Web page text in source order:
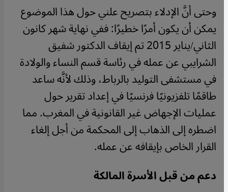
وحتى أنَّ الإدلاء بتصريح علني حول هذا الموضوع
يمكن أن يكون أمرًا خطيرًا: ففي نهاية شهر كانون
الثاني/يناير 2015 تم إيقاف الدكتور شفيق
الشرايبي عن عمله في رئاسة قسم النساء والولادة
في مستشفى التوليد بالرباط، وذلك لأنَّه ساعد
طاقمًا تلفزيونيًا فرنسيًا في إعداد تقرير حول
عمليات الإجهاض غير القانونية في المغرب. مما
اضطره إلى الذهاب إلى المحكمة من أجل إلغاء
القرار الخاص بإيقافه عن عمله.
دعم من قبل الأسرة المالكة